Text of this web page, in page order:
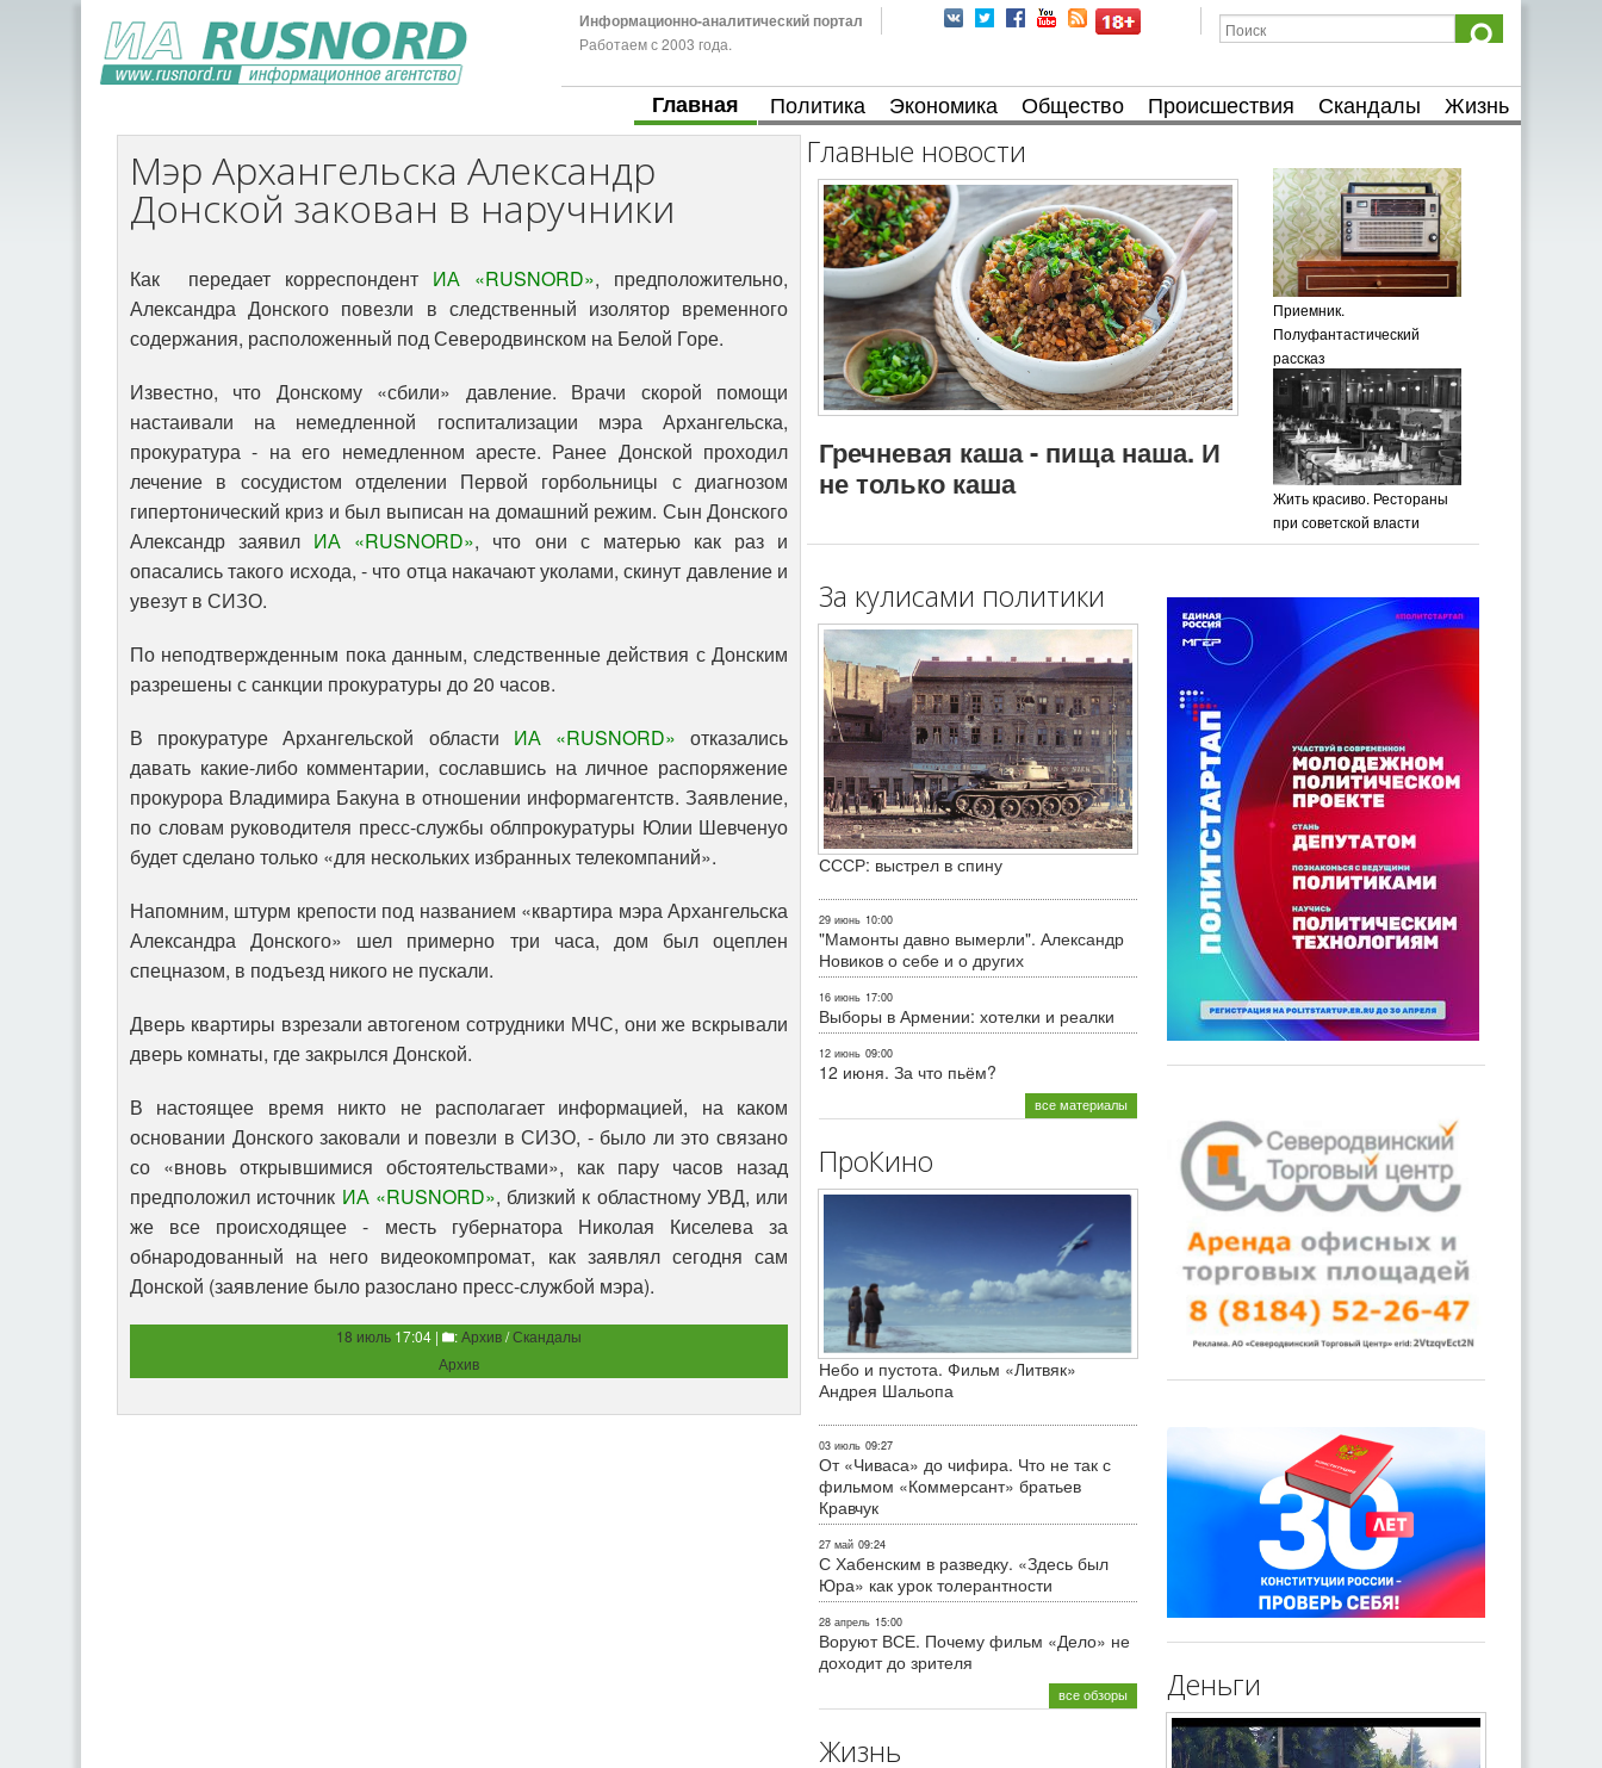
Информационно-аналитический портал
Работаем с 2003 года.
Главная Политика Экономика Общество Происшествия Скандалы Жизнь
Мэр Архангельска Александр
Донской закован в наручники
Как передает корреспондент ИА «RUSNORD», предположительно,
Александра Донского повезли в следственный изолятор временного
содержания, расположенный под Северодвинском на Белой Горе.
Известно, что Донскому «сбили» давление. Врачи скорой помощи
настаивали на немедленной госпитализации мэра Архангельска,
прокуратура - на его немедленном аресте. Ранее Донской проходил
лечение в сосудистом отделении Первой горбольницы с диагнозом
гипертонический криз и был выписан на домашний режим. Сын Донского
Александр заявил ИА «RUSNORD», что они с матерью как раз и
опасались такого исхода, - что отца накачают уколами, скинут давление и
увезут в СИЗО.
По неподтвержденным пока данным, следственные действия с Донским
разрешены с санкции прокуратуры до 20 часов.
В прокуратуре Архангельской области ИА «RUSNORD» отказались
давать какие-либо комментарии, сославшись на личное распоряжение
прокурора Владимира Бакуна в отношении информагентств. Заявление,
по словам руководителя пресс-службы облпрокуратуры Юлии Шевченуо
будет сделано только «для нескольких избранных телекомпаний».
Напомним, штурм крепости под названием «квартира мэра Архангельска
Александра Донского» шел примерно три часа, дом был оцеплен
спецназом, в подъезд никого не пускали.
Дверь квартиры взрезали автогеном сотрудники МЧС, они же вскрывали
дверь комнаты, где закрылся Донской.
В настоящее время никто не располагает информацией, на каком
основании Донского заковали и повезли в СИЗО, - было ли это связано
со «вновь открывшимися обстоятельствами», как пару часов назад
предположил источник ИА «RUSNORD», близкий к областному УВД, или
же все происходящее - месть губернатора Николая Киселева за
обнародованный на него видеокомпромат, как заявлял сегодня сам
Донской (заявление было разослано пресс-службой мэра).
18 июль 17:04 | :Архив/Скандалы
Архив
Главные новости
Гречневая каша - пища наша. И
не только каша
Приемник.
Полуфантастический
рассказ
Жить красиво. Рестораны
при советской власти
За кулисами политики
СССР: выстрел в спину
29 июнь 10:00
"Мамонты давно вымерли". Александр
Новиков о себе и о других
16 июнь 17:00
Выборы в Армении: хотелки и реалки
12 июнь 09:00
12 июня. За что пьём?
все материалы
ПроКино
Небо и пустота. Фильм «Литвяк»
Андрея Шальопа
03 июль 09:27
От «Чиваса» до чифира. Что не так с
фильмом «Коммерсант» братьев
Кравчук
27 май 09:24
С Хабенским в разведку. «Здесь был
Юра» как урок толерантности
28 апрель 15:00
Воруют ВСЕ. Почему фильм «Дело» не
доходит до зрителя
все обзоры
Жизнь
Деньги